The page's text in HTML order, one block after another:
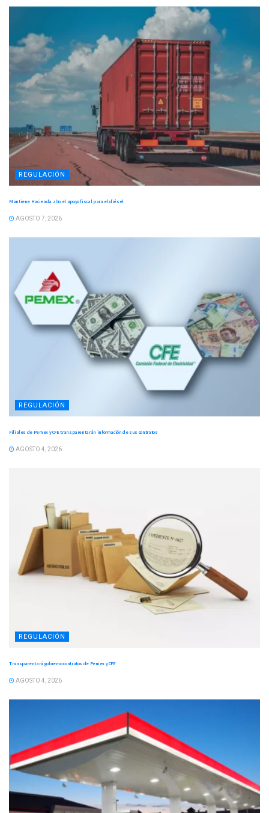
REGULACIÓN
Mantiene Hacienda alto el apoyo fiscal para el diésel
AGOSTO 7, 2026
REGULACIÓN
Filiales de Pemex y CFE transparentarán información de sus contratos
AGOSTO 4, 2026
REGULACIÓN
Transparentará gobierno contratos de Pemex y CFE
AGOSTO 4, 2026